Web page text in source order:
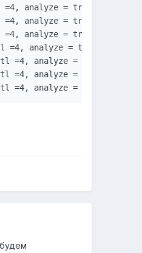
analyze = true, cam =
analyze = true },
analyze = true, cam =
=4, analyze = true },
=4, analyze = true },
=4, analyze = true },
=4, analyze = true, cam =